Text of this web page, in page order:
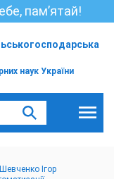
пам’ятай!
наук України
Ігор